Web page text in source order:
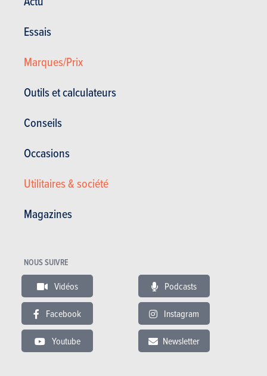
Essais
Marques/Prix
Outils et calculateurs
Conseils
Occasions
Utilitaires & société
Magazines
NOUS SUIVRE
Vidéos Podcasts
Facebook Instagram
Youtube Newsletter